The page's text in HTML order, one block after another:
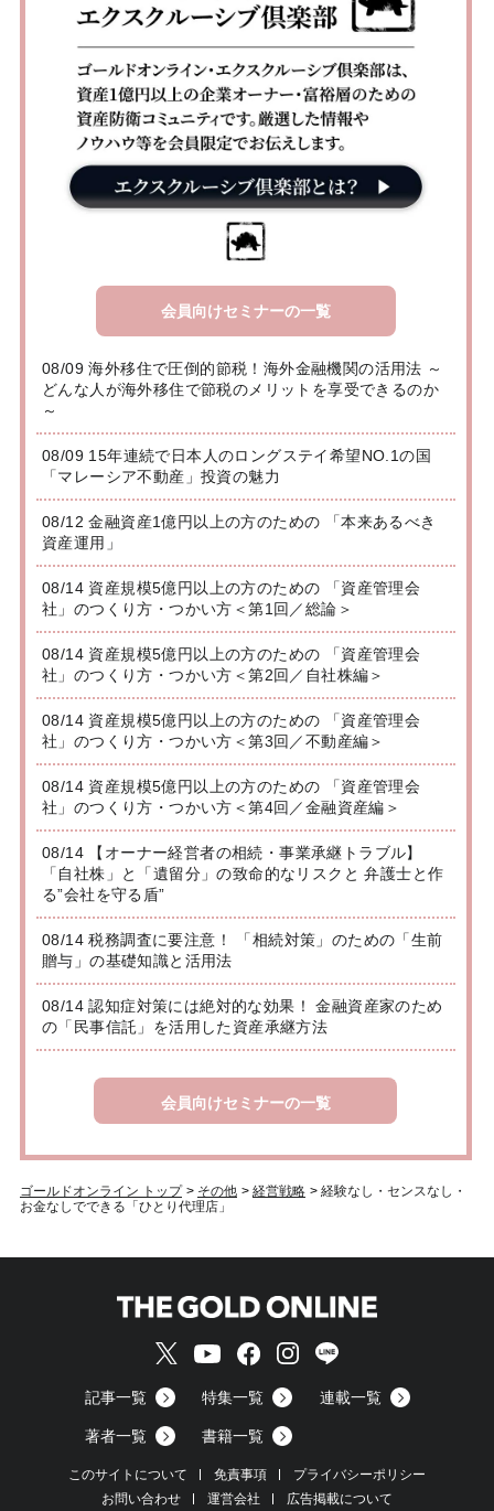
会員向けセミナーの一覧
08/09 海外移住で圧倒的節税！海外金融機関の活用法 ～
どんな人が海外移住で節税のメリットを享受できるのか
～
08/09 15年連続で日本人のロングステイ希望NO.1の国
「マレーシア不動産」投資の魅力
08/12 金融資産1億円以上の方のための 「本来あるべき
資産運用」
08/14 資産規模5億円以上の方のための 「資産管理会
社」のつくり方・つかい方＜第1回／総論＞
08/14 資産規模5億円以上の方のための 「資産管理会
社」のつくり方・つかい方＜第2回／自社株編＞
08/14 資産規模5億円以上の方のための 「資産管理会
社」のつくり方・つかい方＜第3回／不動産編＞
08/14 資産規模5億円以上の方のための 「資産管理会
社」のつくり方・つかい方＜第4回／金融資産編＞
08/14 【オーナー経営者の相続・事業承継トラブル】
「自社株」と「遺留分」の致命的なリスクと 弁護士と作
る”会社を守る盾”
08/14 税務調査に要注意！ 「相続対策」のための「生前
贈与」の基礎知識と活用法
08/14 認知症対策には絶対的な効果！ 金融資産家のため
の「民事信託」を活用した資産承継方法
会員向けセミナーの一覧
ゴールドオンライン トップ > その他 > 経営戦略 > 経験なし・センスなし・
お金なしでできる「ひとり代理店」
記事一覧 特集一覧 連載一覧
著者一覧 書籍一覧
このサイトについて 免責事項
プライバシーポリシー
お問い合わせ
運営会社 広告掲載について